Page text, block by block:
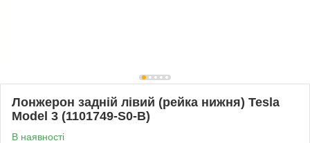
Лонжерон задній лівий (рейка нижня) Tesla
Model 3 (1101749-S0-B)
В наявності